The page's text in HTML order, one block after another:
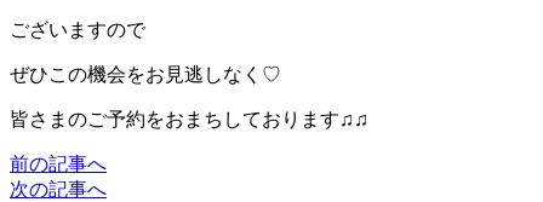
ございますので
ぜひこの機会をお見逃しなく♡
皆さまのご予約をおまちしております♫♫
前の記事へ
次の記事へ